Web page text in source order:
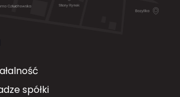
spółki